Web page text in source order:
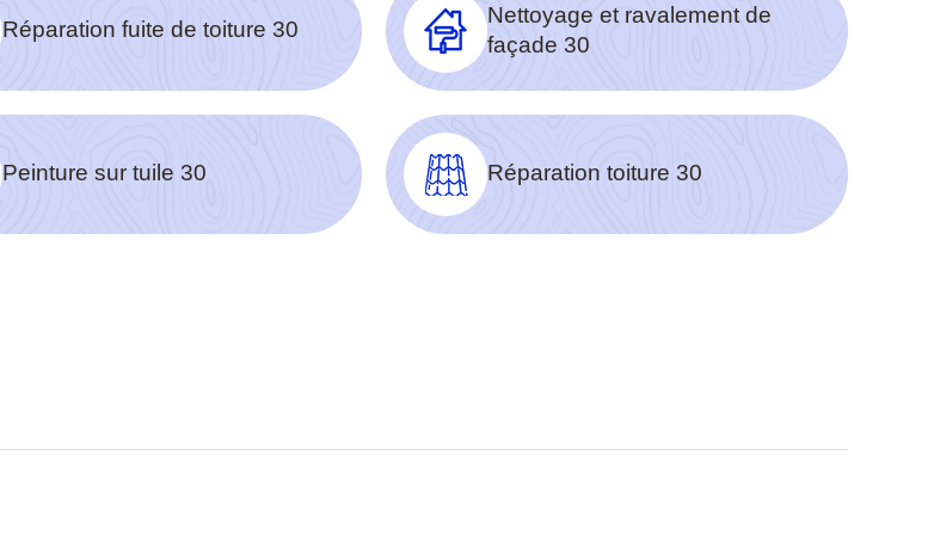
Réparation fuite de toiture 30
Nettoyage et ravalement de
façade 30
Peinture sur tuile 30 Réparation toiture 30